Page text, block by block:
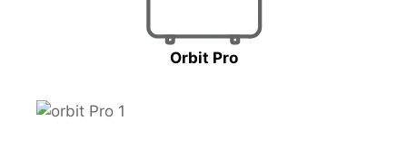
Orbit Pro